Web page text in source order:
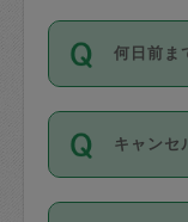
時間も
社員な
登録し
日本語
確認し
ング動
現場ト
ジさん
依頼者
を通し
適用さ
です。
をさせ
何日前ま
ご依頼
以降）
す。
キャンセ
キャン